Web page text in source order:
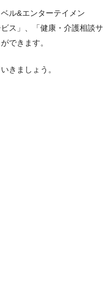
ル&エンターテイメン
ス」、「健康・介護相談サ
できます。
きましょう。